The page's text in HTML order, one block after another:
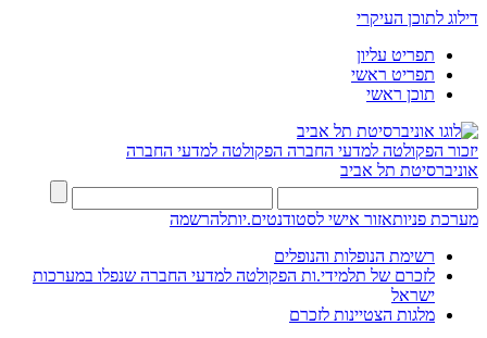
דילוג לתוכן העיקרי
תפריט עליון
תפריט ראשי
תוכן ראשי
יזכור הפקולטה למדעי החברה הפקולטה למדעי החברה
אוניברסיטת תל אביב
מערכת פניותאזור אישי לסטודנטים.יותלהרשמה
רשימת הנופלות והנופלים
לזכרם של תלמידי.ות הפקולטה למדעי החברה שנפלו במערכות
ישראל
מלגות הצטיינות לזכרם